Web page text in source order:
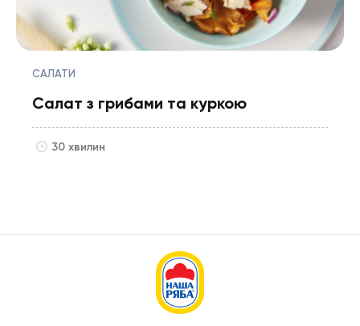
САЛАТИ
Салат з грибами та куркою
30 хвилин